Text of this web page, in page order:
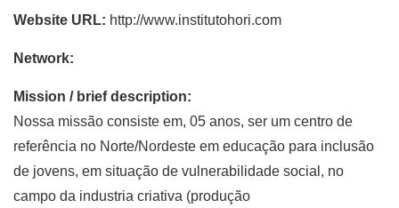
Website URL: http://www.institutohori.com
Network:
Mission / brief description:
Nossa missão consiste em, 05 anos, ser um centro de
referência no Norte/Nordeste em educação para inclusão
de jovens, em situação de vulnerabilidade social, no
campo da industria criativa (produção